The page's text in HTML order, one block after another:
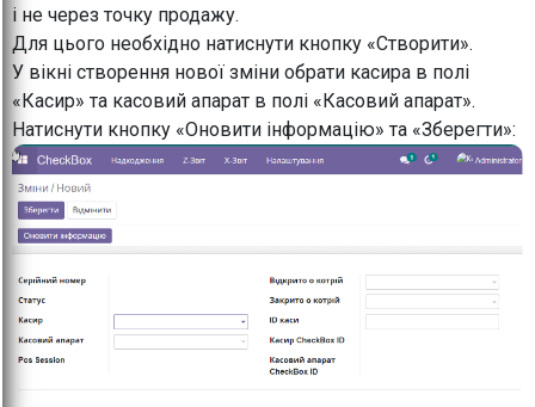
і не через точку продажу.
Для цього необхідно натиснути кнопку «Створити».
У вікні створення нової зміни обрати касира в полі
«Касир» та касовий апарат в полі «Касовий апарат».
Натиснути кнопку «Оновити інформацію» та «Зберегти»: